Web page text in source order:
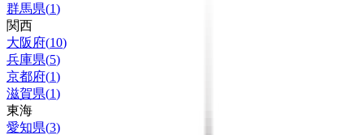
群馬県(1)
関西
大阪府(10)
兵庫県(5)
京都府(1)
滋賀県(1)
東海
愛知県(3)